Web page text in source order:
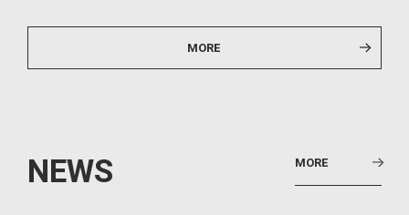
MORE
NEWS MORE